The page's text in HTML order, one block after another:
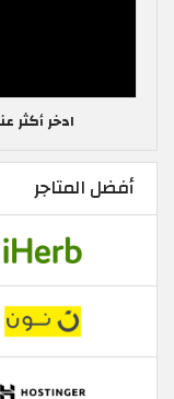
ادخر
أفضل المتاجر